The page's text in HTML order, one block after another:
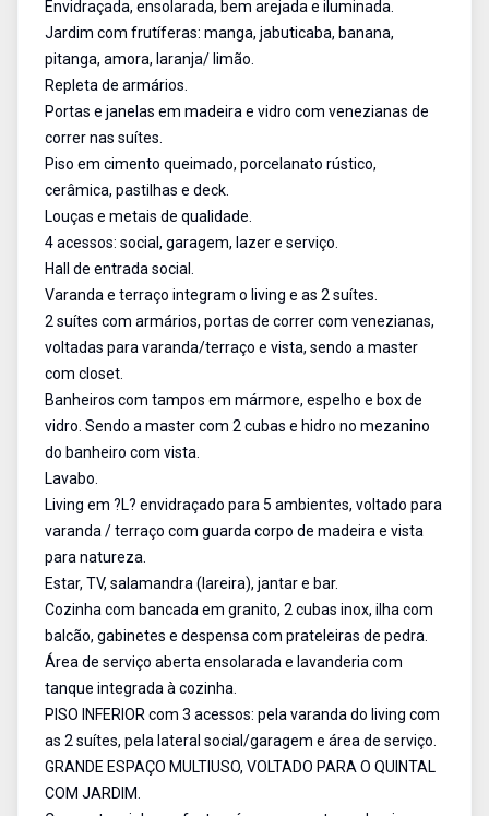
Envidraçada, ensolarada, bem arejada e iluminada.
Jardim com frutíferas: manga, jabuticaba, banana,
pitanga, amora, laranja/ limão.
Repleta de armários.
Portas e janelas em madeira e vidro com venezianas de
correr nas suítes.
Piso em cimento queimado, porcelanato rústico,
cerâmica, pastilhas e deck.
Louças e metais de qualidade.
4 acessos: social, garagem, lazer e serviço.
Hall de entrada social.
Varanda e terraço integram o living e as 2 suítes.
2 suítes com armários, portas de correr com venezianas,
voltadas para varanda/terraço e vista, sendo a master
com closet.
Banheiros com tampos em mármore, espelho e box de
vidro. Sendo a master com 2 cubas e hidro no mezanino
do banheiro com vista.
Lavabo.
Living em ?L? envidraçado para 5 ambientes, voltado para
varanda / terraço com guarda corpo de madeira e vista
para natureza.
Estar, TV, salamandra (lareira), jantar e bar.
Cozinha com bancada em granito, 2 cubas inox, ilha com
balcão, gabinetes e despensa com prateleiras de pedra.
Área de serviço aberta ensolarada e lavanderia com
tanque integrada à cozinha.
PISO INFERIOR com 3 acessos: pela varanda do living com
as 2 suítes, pela lateral social/garagem e área de serviço.
GRANDE ESPAÇO MULTIUSO, VOLTADO PARA O QUINTAL
COM JARDIM.